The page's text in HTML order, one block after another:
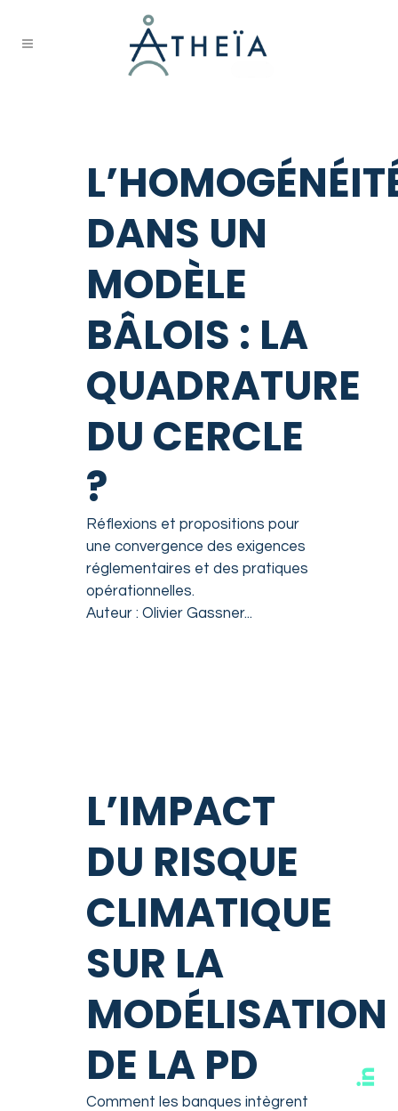
DANS UN
MODÈLE
BÂLOIS : LA
QUADRATURE
DU CERCLE
?
Réflexions et propositions pour
une convergence des exigences
réglementaires et des pratiques
opérationnelles.
Auteur : Olivier Gassner...
L’IMPACT
DU RISQUE
CLIMATIQUE
SUR LA
MODÉLISATION
DE LA PD
Comment les banques intègrent